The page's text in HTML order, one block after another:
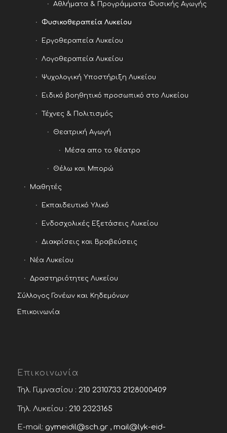
Αθλήματα & Προγράμματα Φυσικής Αγωγής
Φυσικοθεραπεία Λυκείου
Εργοθεραπεία Λυκείου
Λογοθεραπεία Λυκείου
Ψυχολογική Υποστήριξη Λυκείου
Ειδικό βοηθητικό προσωπικό στο Λυκείου
Τέχνες & Πολιτισμός
Θεατρική Αγωγή
Μέσα απο το θέατρο
Θέλω και Μπορώ
Μαθητές
Εκπαιδευτικό Υλικό
Ενδοσχολικές Εξετάσεις Λυκείου
Διακρίσεις και Βραβεύσεις
Νέα Λυκείου
Δραστηριότητες Λυκείου
Σύλλογος Γονέων και Κηδεμόνων
Επικοινωνία
Επικοινωνία
Τηλ. Γυμνασίου : 210 2310733 2128000409
Τηλ. Λυκείου : 210 2323165
E-mail: gymeidil@sch.gr, mail@lyk-eid-